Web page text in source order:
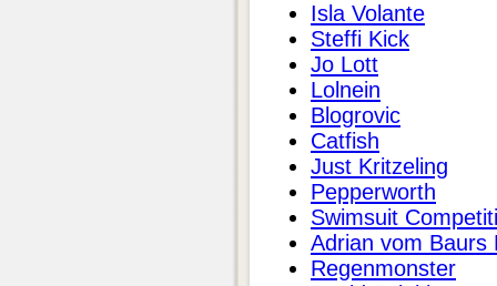
Isla Volante
Steffi Kick
Jo Lott
Lolnein
Blogrovic
Catfish
Just Kritzeling
Pepperworth
Swimsuit
Adrian vom Baurs
Regenmonster